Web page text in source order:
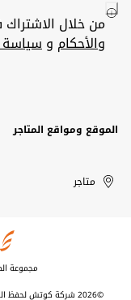
من خلال الاشتراك
والأحكام وسياسة
الموقع ومواقع المتاجر
United
Arab
Kuwait
الإمارات
العربية
الكويت
متاجر
مجموعة